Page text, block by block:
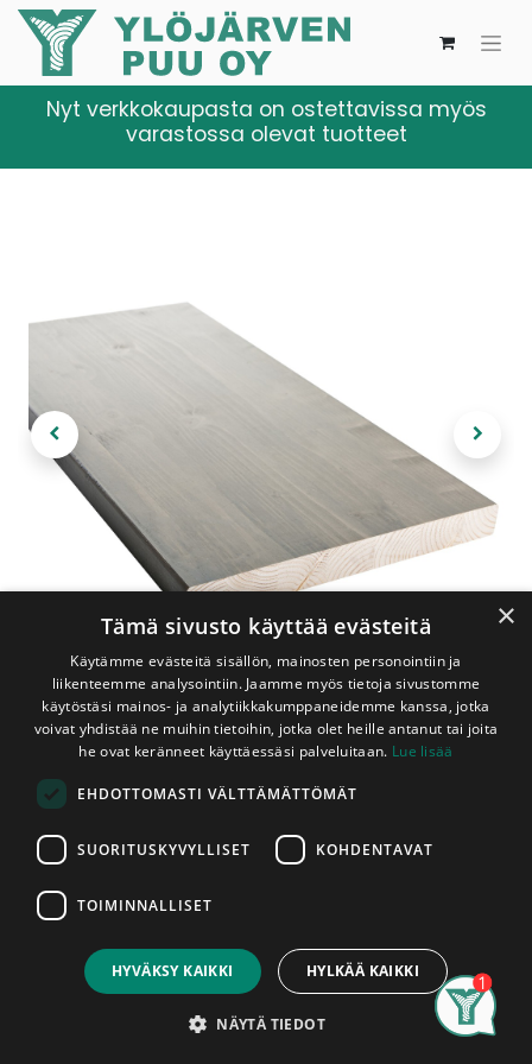
54,70€
Account
Nyt verkkokaupasta on ostettavissa myös
varastossa olevat tuotteet
Laudelauta Kuusi 32x295x2350
mm Harmaa
Liimarakenne
Harmaalla saunasuojalla käsitelty liimarakenteinen leveä
kuusilaude. Etureunapuuksi näille on tarkoitettu 32x125
etureunapuut. Laudat myydään kappaleittain. Asennettu
tuote on hyväksytty tuote, tuotteissa ilmeneviin
mahdollisiin tuotantovirheisiin voidaan vedota vain ennen
×
Tämä sivusto käyttää evästeitä
Käytämme evästeitä sisällön, mainosten personointiin ja
liikenteemme analysointiin. Jaamme myös tietoja sivustomme
käytöstäsi mainos- ja analytiikkakumppaneidemme kanssa, jotka
voivat yhdistää ne muihin tietoihin, jotka olet heille antanut tai joita
he ovat keränneet käyttäessäsi palveluitaan. Lue lisää
EHDOTTOMASTI VÄLTTÄMÄTTÖMÄT
SUORITUSKYVYLLISET KOHDENTAVAT
TOIMINNALLISET
HYVÄKSY KAIKKI HYLKÄÄ KAIKKI
NÄYTÄ TIEDOT